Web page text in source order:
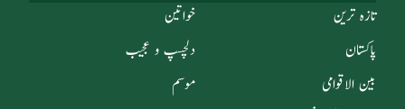
خواتین
دلچسپ و عجیب
موسم
تازہ ترین
پاکستان
بین الاقوامی